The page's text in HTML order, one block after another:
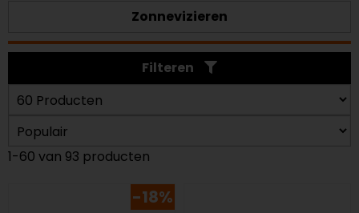
Zonnevizieren
Filteren
1-60 van 93 producten
-18%